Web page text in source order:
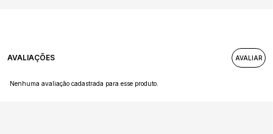
AVALIAÇÕES
Nenhuma avaliação cadastrada para esse produto.